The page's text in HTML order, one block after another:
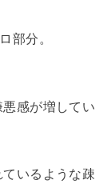
部分。
感が増してい
いるような疎